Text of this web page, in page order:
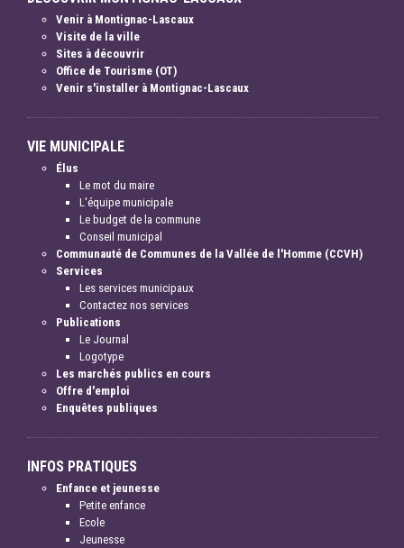
Venir à Montignac-Lascaux
Visite de la ville
Sites à découvrir
Office de Tourisme (OT)
Venir s'installer à Montignac-Lascaux
VIE MUNICIPALE
Élus
Le mot du maire
L'équipe municipale
Le budget de la commune
Conseil municipal
Communauté de Communes de la Vallée de l'Homme (CCVH)
Services
Les services municipaux
Contactez nos services
Publications
Le Journal
Logotype
Les marchés publics en cours
Offre d'emploi
Enquêtes publiques
INFOS PRATIQUES
Enfance et jeunesse
Petite enfance
Ecole
Jeunesse